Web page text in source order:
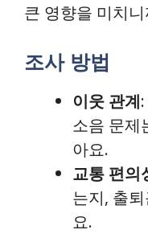
큰 영향을 미치
조사 방법
이웃 관계
소음 문제
아요.
교통 편의
는지, 출
요.